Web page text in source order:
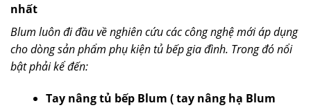
nhất
Blum luôn đi đầu về nghiên cứu các công nghệ mới áp dụng
cho dòng sản phẩm phụ kiện tủ bếp gia đình. Trong đó nổi
bật phải kể đến:
Tay nâng tủ bếp Blum ( tay nâng hạ Blum